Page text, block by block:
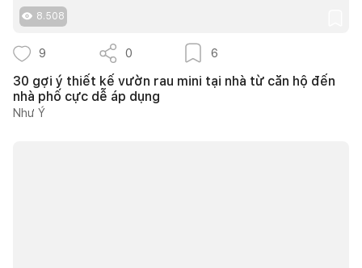
8.508
9 0 6
30 gợi ý thiết kế vườn rau mini tại nhà từ căn hộ đến
nhà phố cực dễ áp dụng
Như Ý